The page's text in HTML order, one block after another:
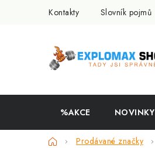
Kontakty Slovník pojmů
%AKCE NOVINKY
DomůProdávané značky